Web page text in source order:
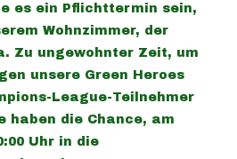
es ein Pflichttermin sein,
Wohnzimmer, der
Zu ungewohnter Zeit, um
unsere Green Heroes
League-Teilnehmer
haben die Chance, am
Uhr in die